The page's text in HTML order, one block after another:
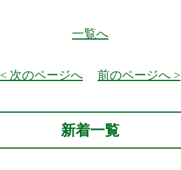
一覧へ
< 次のページへ 前のページへ >
新着一覧